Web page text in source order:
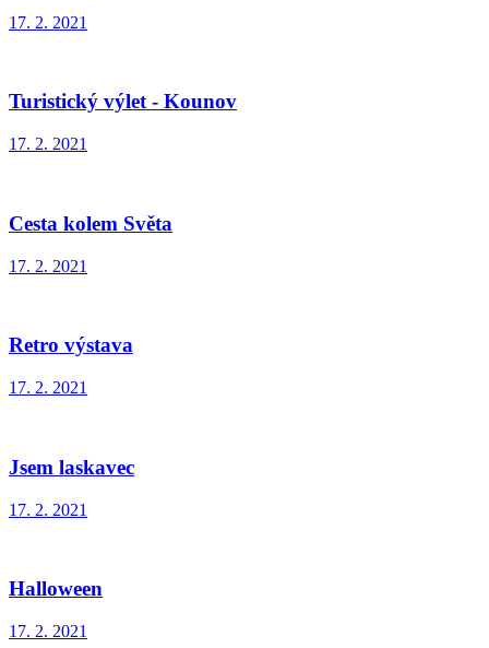
17. 2. 2021
Turistický výlet - Kounov
17. 2. 2021
Cesta kolem Světa
17. 2. 2021
Retro výstava
17. 2. 2021
Jsem laskavec
17. 2. 2021
Halloween
17. 2. 2021